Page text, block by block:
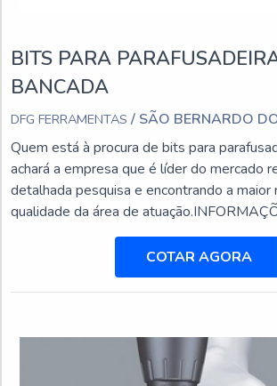
BITS PARA
BANCADA
DFG FERRAMENTAS / SÃO BERNARDO
Quem está à procura de bits para
achará a empresa que é líder do mercado
detalhada pesquisa e encontrando a maior
qualidade da área de
PARA PARAFUSADEIRA DE
bits para parafusadeira de bancada em uma
responsável, encontra na DFG
também é possível encontrar brocas com
COTAR AGORA